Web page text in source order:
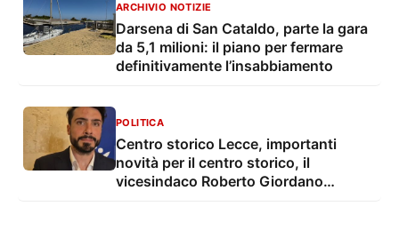
ARCHIVIO NOTIZIE
Darsena di San Cataldo, parte la gara
da 5,1 milioni: il piano per fermare
definitivamente l’insabbiamento
POLITICA
Centro storico Lecce, importanti
novità per il centro storico, il
vicesindaco Roberto Giordano